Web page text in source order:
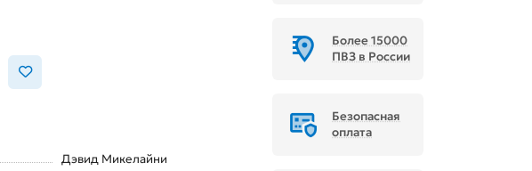
Дэвид Микелайни
Более 15000
ПВЗ в России
Безопасная
оплата